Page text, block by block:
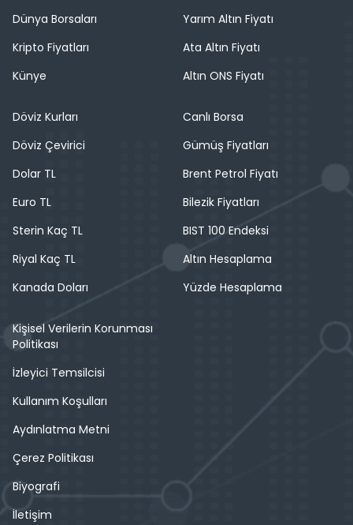
Dünya Borsaları
Kripto Fiyatları
Künye
Yarım Altın Fiyatı
Ata Altın Fiyatı
Altın ONS Fiyatı
Döviz Kurları
Döviz Çevirici
Dolar TL
Euro TL
Sterin Kaç TL
Riyal Kaç TL
Kanada Doları
Canlı Borsa
Gümüş Fiyatları
Brent Petrol Fiyatı
Bilezik Fiyatları
BIST 100 Endeksi
Altın Hesaplama
Yüzde Hesaplama
Kişisel Verilerin Korunması
Politikası
İzleyici Temsilcisi
Kullanım Koşulları
Aydınlatma Metni
Çerez Politikası
Biyografi
İletişim